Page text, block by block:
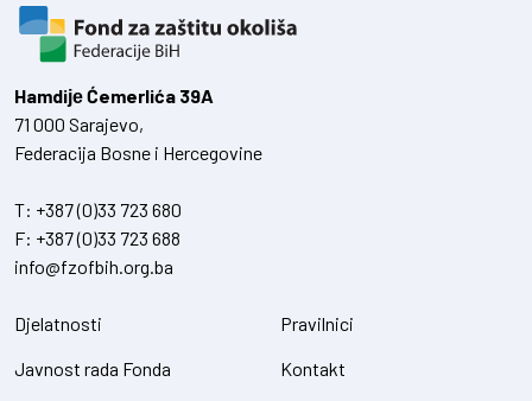
Hamdiје Ćemerlića 39A
71 000 Sarajevo,
Federacija Bosne i Hercegovine
T: +387 (0)33 723 680
F: +387 (0)33 723 688
info@fzofbih.org.ba
Djelatnosti
Javnost rada Fonda
Pravilnici
Kontakt